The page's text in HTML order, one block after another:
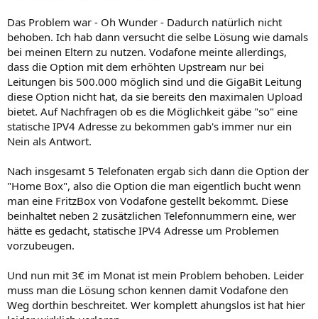
Das Problem war - Oh Wunder - Dadurch natürlich nicht
behoben. Ich hab dann versucht die selbe Lösung wie damals
bei meinen Eltern zu nutzen. Vodafone meinte allerdings,
dass die Option mit dem erhöhten Upstream nur bei
Leitungen bis 500.000 möglich sind und die GigaBit Leitung
diese Option nicht hat, da sie bereits den maximalen Upload
bietet. Auf Nachfragen ob es die Möglichkeit gäbe "so" eine
statische IPV4 Adresse zu bekommen gab's immer nur ein
Nein als Antwort.
Nach insgesamt 5 Telefonaten ergab sich dann die Option der
"Home Box", also die Option die man eigentlich bucht wenn
man eine FritzBox von Vodafone gestellt bekommt. Diese
beinhaltet neben 2 zusätzlichen Telefonnummern eine, wer
hätte es gedacht, statische IPV4 Adresse um Problemen
vorzubeugen.
Und nun mit 3€ im Monat ist mein Problem behoben. Leider
muss man die Lösung schon kennen damit Vodafone den
Weg dorthin beschreitet. Wer komplett ahungslos ist hat hier